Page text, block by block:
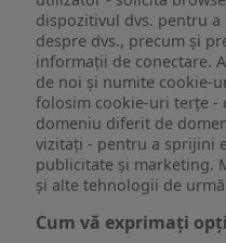
dispozitivul dvs. pentru
despre dvs., precum și
informații de conectare.
de noi și numite cookie-
folosim cookie-uri terțe -
domeniu diferit de
vizitați - pentru a sprijini
publicitate și marketing.
și alte tehnologii de
Cum vă exprimați